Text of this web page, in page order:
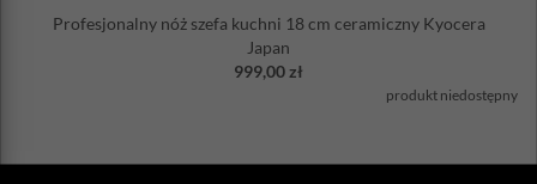
Profesjonalny nóż szefa kuchni 18 cm ceramiczny Kyocera
Japan
999,00 zł
produkt niedostępny